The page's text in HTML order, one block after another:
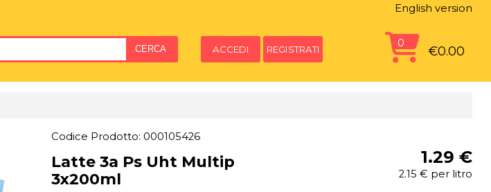
English version
ACCEDI REGISTRATI
0
€0.00
Codice Prodotto: 000105426
Latte 3a Ps Uht Multip
3x200ml
1.29 €
2.15 € per litro